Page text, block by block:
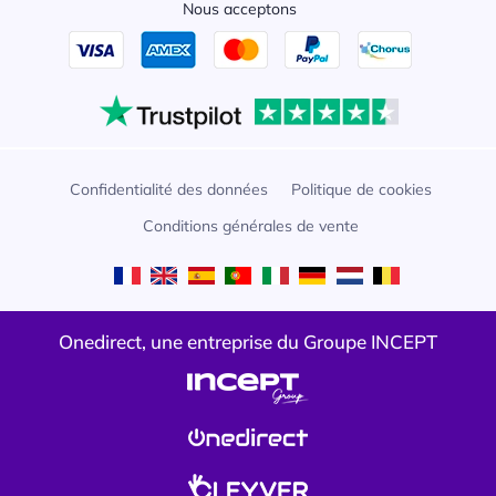
Nous acceptons
Confidentialité des données
Politique de cookies
Conditions générales de vente
Onedirect, une entreprise du Groupe INCEPT